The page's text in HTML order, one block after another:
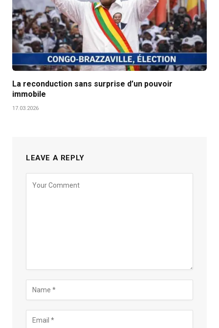
La reconduction sans surprise d’un pouvoir
immobile
17.03.2026
LEAVE A REPLY